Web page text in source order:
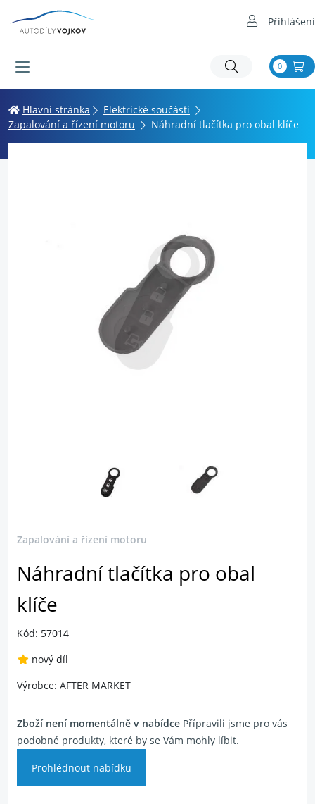
Přihlášení
0
Hlavní stránka
Elektrické součásti
Zapalování a řízení motoru
Náhradní tlačítka pro obal klíče
Zapalování a řízení motoru
Náhradní tlačítka pro obal
klíče
Kód: 57014
nový díl
Výrobce: AFTER MARKET
Zboží není momentálně v nabídce Přípravili jsme pro vás
podobné produkty, které by se Vám mohly líbit.
Prohlédnout nabídku